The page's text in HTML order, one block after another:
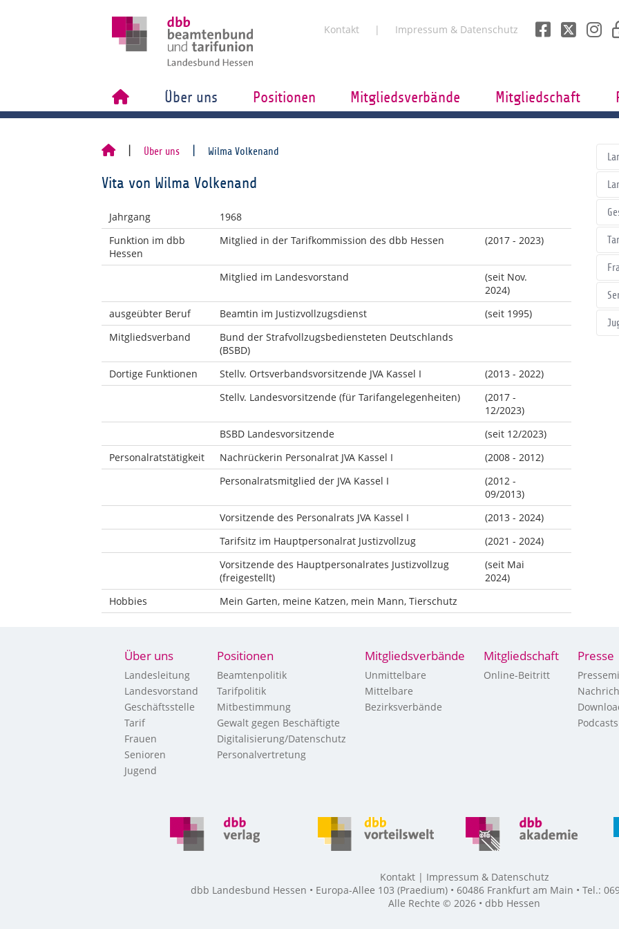
Kontakt Impressum & Datenschutz
Über uns Positionen Mitgliedsverbände Mitgliedschaft
Über uns Wilma Volkenand
Vita von Wilma Volkenand
Jahrgang
1968
Funktion im dbb
Hessen
Mitglied in der Tarifkommission des dbb Hessen (2017 - 2023)
Mitglied im Landesvorstand
(seit Nov.
2024)
ausgeübter Beruf
Beamtin im Justizvollzugsdienst
(seit 1995)
Mitgliedsverband
Bund der Strafvollzugsbediensteten Deutschlands
(BSBD)
Dortige Funktionen
Stellv. Ortsverbandsvorsitzende JVA Kassel I
(2013 - 2022)
Stellv. Landesvorsitzende (für Tarifangelegenheiten)
(2017 -
12/2023)
BSBD Landesvorsitzende
(seit 12/2023)
Personalratstätigkeit
Nachrückerin Personalrat JVA Kassel I
(2008 - 2012)
Personalratsmitglied der JVA Kassel I
(2012 -
09/2013)
Vorsitzende des Personalrats JVA Kassel I
(2013 - 2024)
Tarifsitz im Hauptpersonalrat Justizvollzug
(2021 - 2024)
Vorsitzende des Hauptpersonalrates Justizvollzug
(freigestellt)
(seit Mai
2024)
Hobbies
Mein Garten, meine Katzen, mein Mann, Tierschutz
Über uns
Landesleitung
Landesvorstand
Geschäftsstelle
Tarif
Frauen
Senioren
Jugend
Positionen
Beamtenpolitik
Tarifpolitik
Mitbestimmung
Gewalt gegen Beschäftigte
Digitalisierung/Datenschutz
Personalvertretung
Mitgliedsverbände
Unmittelbare
Mittelbare
Bezirksverbände
Mitgliedschaft
Online-Beitritt
Presse
Podcasts
Kontakt
Impressum & Datenschutz
dbb Landesbund Hessen • Europa-Allee 103 (Praedium) • 60486 Frankfurt am Main • Tel.:
Alle Rechte © 2026 • dbb Hessen